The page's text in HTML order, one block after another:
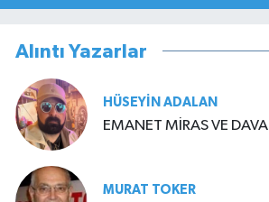
Alıntı Yazarlar
HÜSEYIN ADALAN
EMANET MİRAS VE DAVA
MURAT TOKER